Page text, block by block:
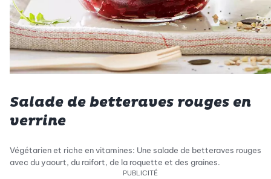
Salade de betteraves rouges en
verrine
Végétarien et riche en vitamines: Une salade de betteraves rouges
avec du yaourt, du raifort, de la roquette et des graines.
PUBLICITÉ